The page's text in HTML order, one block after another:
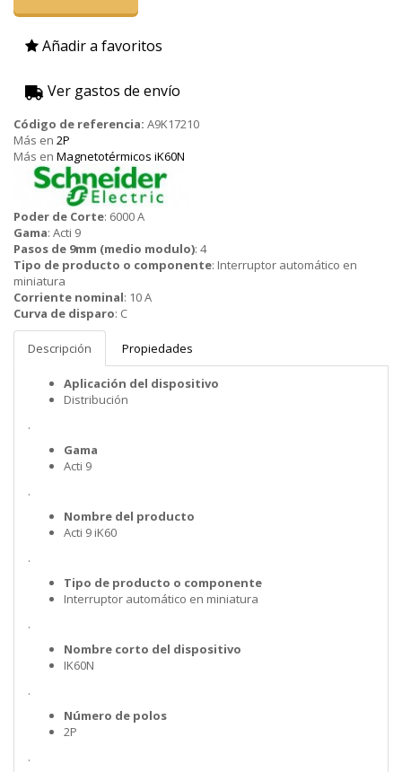
Añadir a favoritos
Ver gastos de envío
Código de referencia: A9K17210
Más en 2P
Más en Magnetotérmicos iK60N
Schneider
Poder de Corte: 6000 A
Gama: Acti 9
Pasos de 9mm (medio modulo): 4
Tipo de producto o componente: Interruptor automático en
miniatura
Corriente nominal: 10 A
Curva de disparo: C
Descripción Propiedades
Aplicación del dispositivo
Distribución
.
Gama
Acti 9
.
Nombre del producto
Acti 9 iK60
.
Tipo de producto o componente
Interruptor automático en miniatura
.
Nombre corto del dispositivo
IK60N
.
Número de polos
2P
.